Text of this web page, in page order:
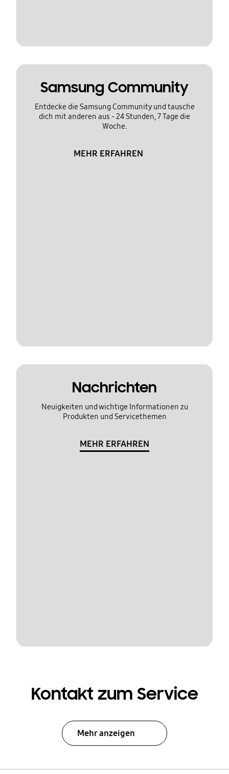
Samsung Community
Entdecke die Samsung Community und tausche
dich mit anderen aus - 24 Stunden, 7 Tage die
Woche.
MEHR ERFAHREN
Nachrichten
Neuigkeiten und wichtige Informationen zu
Produkten und Servicethemen
MEHR ERFAHREN
Kontakt zum Service
Mehr anzeigen